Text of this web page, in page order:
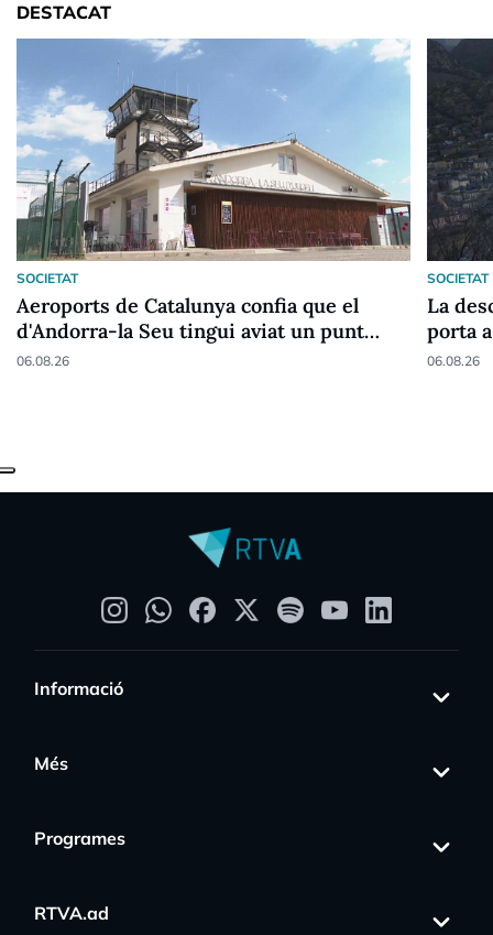
DESTACAT
SOCIETAT
Aeroports de Catalunya confia que el
d'Andorra-la Seu tingui aviat un punt
fronterer Schengen
06.08.26
SOCIETAT
La
porta
06.08.26
Informació
Més
Programes
RTVA.ad